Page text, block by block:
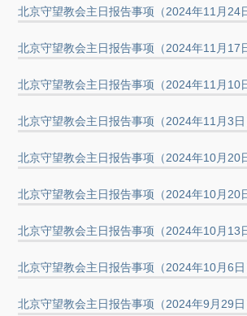
北京守望教会主日报告事项（2024年11月24
北京守望教会主日报告事项（2024年11月17
北京守望教会主日报告事项（2024年11月10
北京守望教会主日报告事项（2024年11月3日
北京守望教会主日报告事项（2024年10月20
北京守望教会主日报告事项（2024年10月20
北京守望教会主日报告事项（2024年10月13
北京守望教会主日报告事项（2024年10月6日
北京守望教会主日报告事项（2024年9月29日